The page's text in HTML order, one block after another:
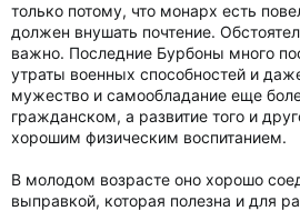
только потому, что монарх есть
должен внушать почтение.
важно. Последние Бурбоны много
утраты военных способностей и
мужество и самообладание еще
гражданском, а развитие того и
хорошим физическим воспитанием.
В молодом возрасте оно хорошо
выправкой, которая полезна и для